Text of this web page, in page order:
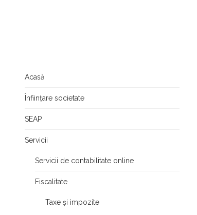
Acasă
Înființare societate
SEAP
Servicii
Servicii de contabilitate online
Fiscalitate
Taxe și impozite